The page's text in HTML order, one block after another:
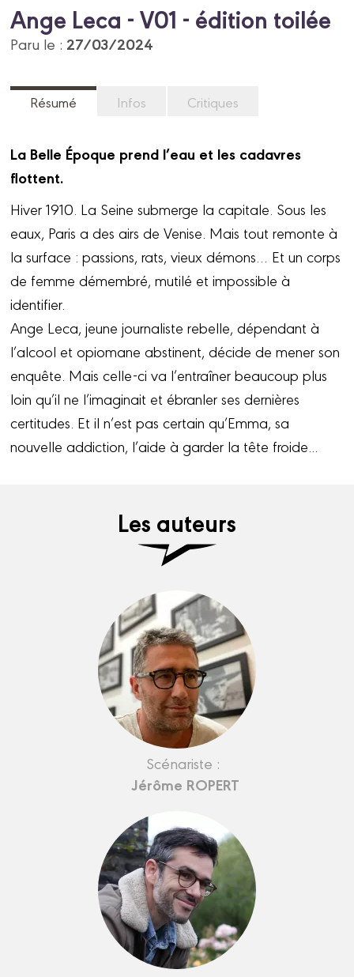
Ange Leca - V01 - édition toilée
Paru le : 27/03/2024
Résumé Infos Critiques
La Belle Époque prend l’eau et les cadavres
flottent.
Hiver 1910. La Seine submerge la capitale. Sous les
eaux, Paris a des airs de Venise. Mais tout remonte à
la surface : passions, rats, vieux démons… Et un corps
de femme démembré, mutilé et impossible à
identifier.
Ange Leca, jeune journaliste rebelle, dépendant à
l’alcool et opiomane abstinent, décide de mener son
enquête. Mais celle-ci va l’entraîner beaucoup plus
loin qu’il ne l’imaginait et ébranler ses dernières
certitudes. Et il n’est pas certain qu’Emma, sa
nouvelle addiction, l’aide à garder la tête froide...
Les auteurs
Scénariste :
Jérôme ROPERT